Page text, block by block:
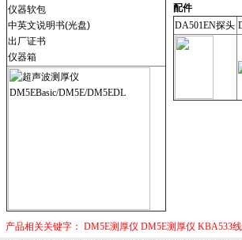
仪器软包
中英文说明书(光盘)
出厂证书
仪器箱
配件
DA501EN探头
产品相关关键字： DM5E测厚仪 DM5E测厚仪 KBA533